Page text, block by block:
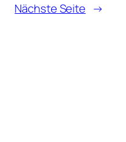
Nächste Seite →